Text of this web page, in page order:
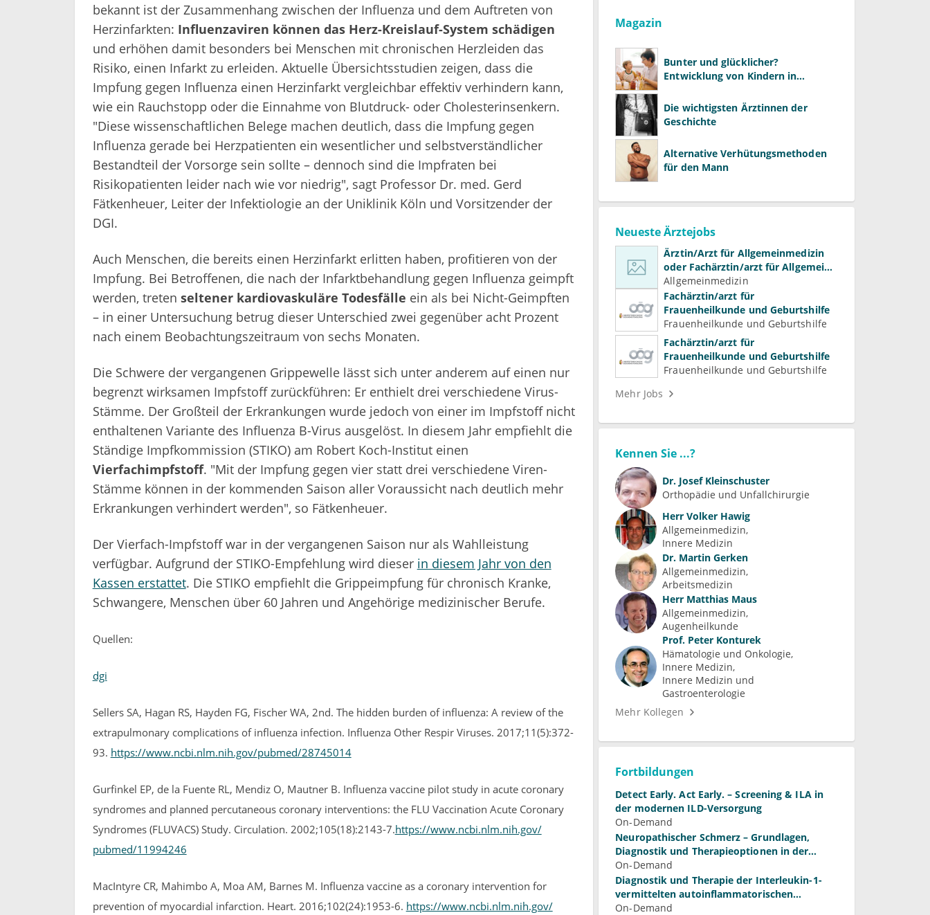
bekannt ist der Zusammenhang zwischen der Influenza und dem Auftreten von
Herzinfarkten: Influenzaviren können das Herz-Kreislauf-System schädigen
und erhöhen damit besonders bei Menschen mit chronischen Herzleiden das
Risiko, einen Infarkt zu erleiden. Aktuelle Übersichtsstudien zeigen, dass die
Impfung gegen Influenza einen Herzinfarkt vergleichbar effektiv verhindern kann,
wie ein Rauchstopp oder die Einnahme von Blutdruck- oder Cholesterinsenkern.
"Diese wissenschaftlichen Belege machen deutlich, dass die Impfung gegen
Influenza gerade bei Herzpatienten ein wesentlicher und selbstverständlicher
Bestandteil der Vorsorge sein sollte – dennoch sind die Impfraten bei
Risikopatienten leider nach wie vor niedrig", sagt Professor Dr. med. Gerd
Fätkenheuer, Leiter der Infektiologie an der Uniklinik Köln und Vorsitzender der
DGI.
Auch Menschen, die bereits einen Herzinfarkt erlitten haben, profitieren von der
Impfung. Bei Betroffenen, die nach der Infarktbehandlung gegen Influenza geimpft
werden, treten seltener kardiovaskuläre Todesfälle ein als bei Nicht-Geimpften
– in einer Untersuchung betrug dieser Unterschied zwei gegenüber acht Prozent
nach einem Beobachtungszeitraum von sechs Monaten.
Die Schwere der vergangenen Grippewelle lässt sich unter anderem auf einen nur
begrenzt wirksamen Impfstoff zurückführen: Er enthielt drei verschiedene Virus-
Stämme. Der Großteil der Erkrankungen wurde jedoch von einer im Impfstoff nicht
enthaltenen Variante des Influenza B-Virus ausgelöst. In diesem Jahr empfiehlt die
Ständige Impfkommission (STIKO) am Robert Koch-Institut einen
Vierfachimpfstoff. "Mit der Impfung gegen vier statt drei verschiedene Viren-
Stämme können in der kommenden Saison aller Voraussicht nach deutlich mehr
Erkrankungen verhindert werden", so Fätkenheuer.
Der Vierfach-Impfstoff war in der vergangenen Saison nur als Wahlleistung
verfügbar. Aufgrund der STIKO-Empfehlung wird dieser in diesem Jahr von den
Kassen erstattet. Die STIKO empfiehlt die Grippeimpfung für chronisch Kranke,
Schwangere, Menschen über 60 Jahren und Angehörige medizinischer Berufe.
Quellen:
dgi
Sellers SA, Hagan RS, Hayden FG, Fischer WA, 2nd. The hidden burden of influenza: A review of the
extrapulmonary complications of influenza infection. Influenza Other Respir Viruses. 2017;11(5):372-
93. https://www.ncbi.nlm.nih.gov/pubmed/28745014
Gurfinkel EP, de la Fuente RL, Mendiz O, Mautner B. Influenza vaccine pilot study in acute coronary
syndromes and planned percutaneous coronary interventions: the FLU Vaccination Acute Coronary
Syndromes (FLUVACS) Study. Circulation. 2002;105(18):2143-7.https://www.ncbi.nlm.nih.gov/
pubmed/11994246
MacIntyre CR, Mahimbo A, Moa AM, Barnes M. Influenza vaccine as a coronary intervention for
prevention of myocardial infarction. Heart. 2016;102(24):1953-6. https://www.ncbi.nlm.nih.gov/
Magazin
Bunter und glücklicher?
Entwicklung von Kindern in
Die wichtigsten Ärztinnen der
Geschichte
Alternative Verhütungsmethoden
für den Mann
Neueste Ärztejobs
Ärztin/Arzt für Allgemeinmedizin
oder Fachärztin/arzt für Allgemein-
und Familienmedizin für
Psychiatrie und
Psychotherapeutische Medizin
Allgemeinmedizin
Fachärztin/arzt für
Frauenheilkunde und Geburtshilfe
Frauenheilkunde und Geburtshilfe
Fachärztin/arzt für
Frauenheilkunde und Geburtshilfe
Frauenheilkunde und Geburtshilfe
Mehr Jobs
Kennen Sie ...?
Dr. Josef Kleinschuster
Orthopädie und Unfallchirurgie
Herr Volker Hawig
Allgemeinmedizin
Innere Medizin
Dr. Martin Gerken
Allgemeinmedizin
Arbeitsmedizin
Herr Matthias Maus
Allgemeinmedizin
Augenheilkunde
Prof. Peter Konturek
Hämatologie und Onkologie
Innere Medizin
Innere Medizin und
Gastroenterologie
Mehr Kollegen
Fortbildungen
Detect Early. Act Early. – Screening & ILA in
der modernen ILD-Versorgung
On-Demand
Neuropathischer Schmerz – Grundlagen,
Diagnostik und Therapieoptionen in der
Praxis
On-Demand
Diagnostik und Therapie der Interleukin-1-
vermittelten autoinflammatorischen
Syndrome
On-Demand